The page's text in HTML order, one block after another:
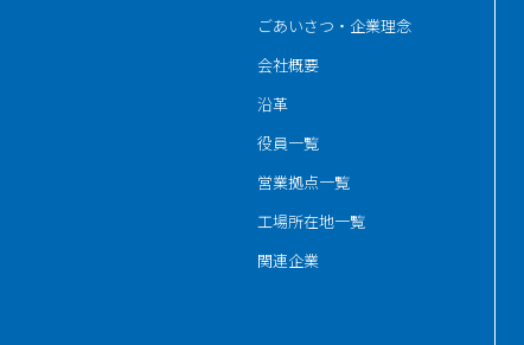
ごあいさつ・企業理念
会社概要
沿革
役員一覧
営業拠点一覧
工場所在地一覧
関連企業